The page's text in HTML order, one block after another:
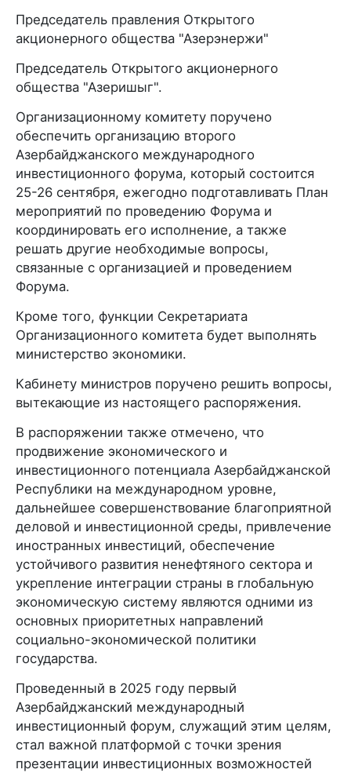
Председатель правления Открытого
акционерного общества "Азерэнержи"
Председатель Открытого акционерного
общества "Азеришыг".
Организационному комитету поручено
обеспечить организацию второго
Азербайджанского международного
инвестиционного форума, который состоится
25-26 сентября, ежегодно подготавливать План
мероприятий по проведению Форума и
координировать его исполнение, а также
решать другие необходимые вопросы,
связанные с организацией и проведением
Форума.
Кроме того, функции Секретариата
Организационного комитета будет выполнять
министерство экономики.
Кабинету министров поручено решить вопросы,
вытекающие из настоящего распоряжения.
В распоряжении также отмечено, что
продвижение экономического и
инвестиционного потенциала Азербайджанской
Республики на международном уровне,
дальнейшее совершенствование благоприятной
деловой и инвестиционной среды, привлечение
иностранных инвестиций, обеспечение
устойчивого развития ненефтяного сектора и
укрепление интеграции страны в глобальную
экономическую систему являются одними из
основных приоритетных направлений
социально-экономической политики
государства.
Проведенный в 2025 году первый
Азербайджанский международный
инвестиционный форум, служащий этим целям,
стал важной платформой с точки зрения
презентации инвестиционных возможностей